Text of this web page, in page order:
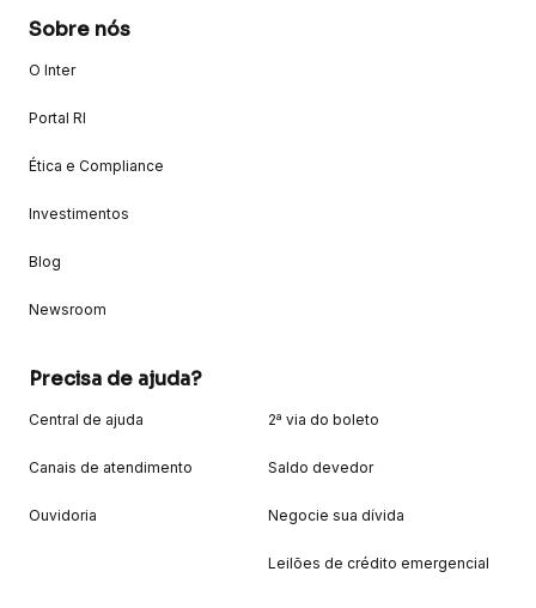
Sobre nós
O Inter
Portal RI
Ética e Compliance
Investimentos
Blog
Newsroom
Precisa de ajuda?
Central de ajuda
Canais de atendimento
Ouvidoria
2ª via do boleto
Saldo devedor
Negocie sua dívida
Leilões de crédito emergencial